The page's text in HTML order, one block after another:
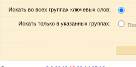
Искать во всех группах ключевых слов:
Искать только в указанных группах: